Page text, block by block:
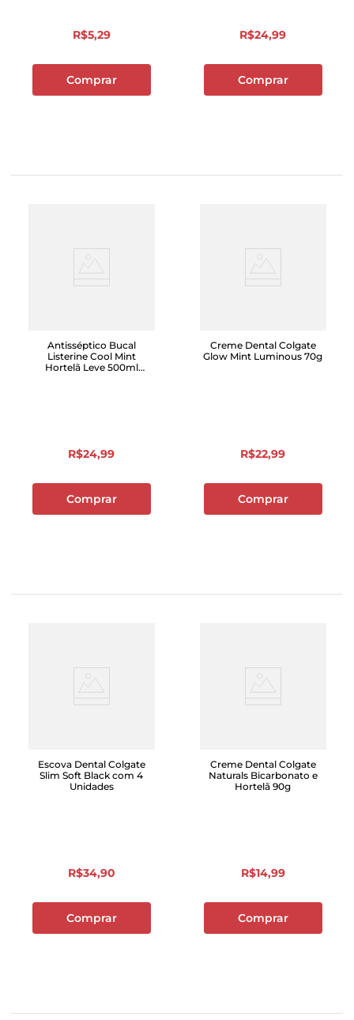
R$5,29
Comprar
R$24,99
Comprar
Antisséptico Bucal
Listerine Cool Mint
Hortelã Leve 500ml
R$24,99
Comprar
Creme Dental Colgate
Glow Mint Luminous 70g
R$22,99
Comprar
Escova Dental Colgate
Slim Soft Black com 4
Unidades
R$34,90
Comprar
Creme Dental Colgate
Naturals Bicarbonato e
Hortelã 90g
R$14,99
Comprar